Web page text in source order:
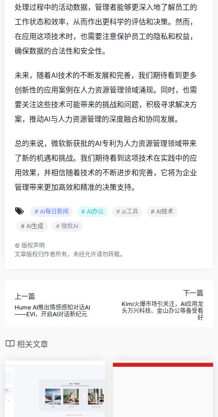
处理过程中的活动数据，管理者能够更深入地了解员工的
工作状态和效率，从而作出更科学的评估和决策。然而，
在应用这项技术时，也需要注意保护员工的隐私和权益，
确保数据的合法性和安全性。
未来，随着AI技术的不断发展和完善，我们期待看到更多
创新性的应用案例在人力资源管理领域涌现。同时，也需
要关注这些技术可能带来的挑战和问题，积极寻求解决方
案，推动AI与人力资源管理的深度融合和协同发展。
总的来说，微软新获批的AI专利为人力资源管理领域带来
了新的机遇和挑战。我们期待看到这项技术在实践中的应
用效果，并相信随着技术的不断进步和完善，它将为企业
管理带来更加高效和精准的决策支持。
# AI每日新闻 # AI办公 # ai工具
# AI技术
# AI生成
# 微软AI
© 版权声明
文章版权归作者所有，未经允许请勿转载。
上一篇
Hume AI推出情感感知对话AI
——EVI，开启AI对话新纪元
下一篇
Kimi火爆市场引关注，AI应用龙
头万兴科技、金山办公等备受看
好
相关文章